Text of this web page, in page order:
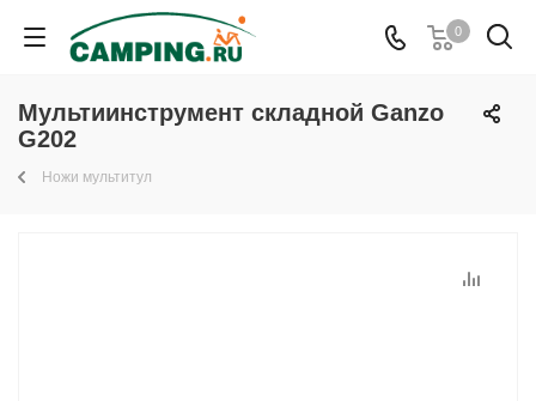
0
Мультиинструмент складной Ganzo
G202
Ножи мультитул